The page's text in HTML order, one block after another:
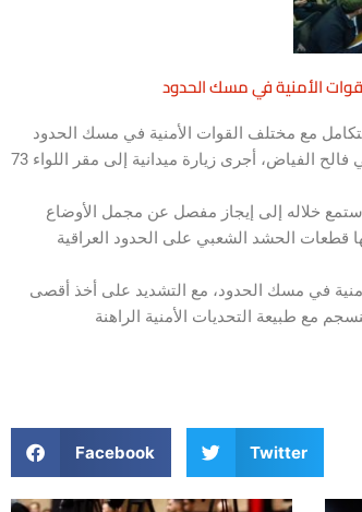
الأمنية في مسك الحدود
وذكرت الهيئة في بيان تلقته وكالة الأنباء العراقية (واع)، أن “رئيس هيئة الحشد الشعبي فالح الفياض، أجرى زيارة ميدانية إلى مقر اللواء 73
استمع خلاله إلى إيجاز مفصل عن مجمل الأوضاع
قطعات الحشد الشعبي على الحدود العراقية
في مسك الحدود، مع التشديد على أخذ أقصى
Facebook Twitter